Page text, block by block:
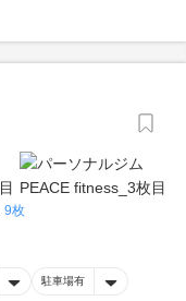
9枚
駐車場有